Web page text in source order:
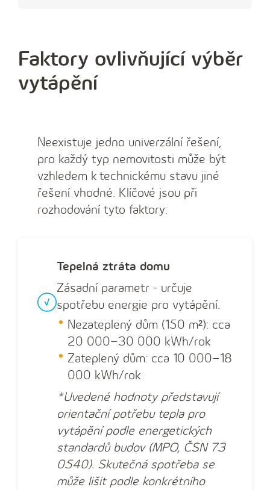
Faktory ovlivňující výběr
vytápění
Neexistuje jedno univerzální řešení,
pro každý typ nemovitosti může být
vzhledem k technickému stavu jiné
řešení vhodné. Klíčové jsou při
rozhodování tyto faktory:
Tepelná ztráta domu
Zásadní parametr - určuje
spotřebu energie pro vytápění.
Nezateplený dům (150 m²): cca
20 000–30 000 kWh/rok
Zateplený dům: cca 10 000–18
000 kWh/rok
*Uvedené hodnoty představují
orientační potřebu tepla pro
vytápění podle energetických
standardů budov (MPO, ČSN 73
0540). Skutečná spotřeba se
může lišit podle konkrétního